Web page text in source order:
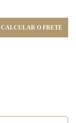
CALCULAR O FRETE